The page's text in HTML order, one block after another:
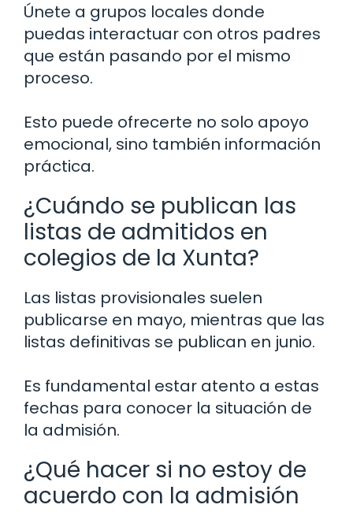
Únete a grupos locales donde
puedas interactuar con otros padres
que están pasando por el mismo
proceso.
Esto puede ofrecerte no solo apoyo
emocional, sino también información
práctica.
¿Cuándo se publican las
listas de admitidos en
colegios de la Xunta?
Las listas provisionales suelen
publicarse en mayo, mientras que las
listas definitivas se publican en junio.
Es fundamental estar atento a estas
fechas para conocer la situación de
la admisión.
¿Qué hacer si no estoy de
acuerdo con la admisión